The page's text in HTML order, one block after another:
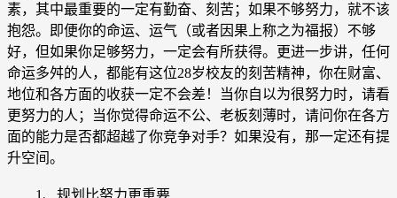
素，其中最重要的一定有勤奋、刻苦；如果不够努力，就不该
抱怨。即便你的命运、运气（或者因果上称之为福报）不够
好，但如果你足够努力，一定会有所获得。更进一步讲，任何
命运多舛的人，都能有这位28岁校友的刻苦精神，你在财富、
地位和各方面的收获一定不会差！当你自以为很努力时，请看
更努力的人；当你觉得命运不公、老板刻薄时，请问你在各方
面的能力是否都超越了你竞争对手？如果没有，那一定还有提
升空间。
1、规划比努力更重要